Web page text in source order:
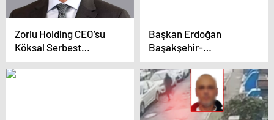
Zorlu Holding CEO’su
Köksal Serbest
Bırakıldı
Başkan Erdoğan
Başakşehir-
Nakkaştepe Otoyolu
şantiyesini ziyaret etti